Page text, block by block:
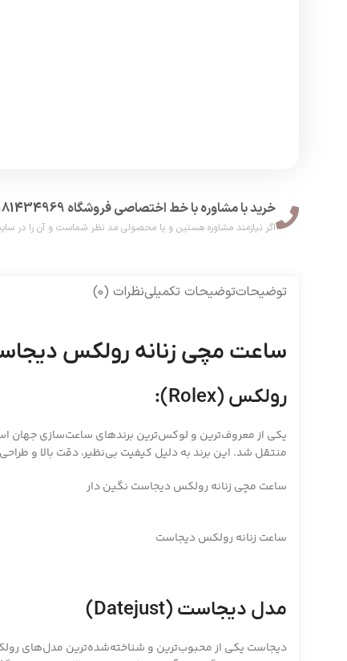
خرید با مشاوره با خط اختصاصی فروشگاه 09181434969
اگر نیازمند مشاوره هستین و یا محصولی مد نظر شماست و آن را در سایت
توضیحاتتوضیحات تکمیلینظرات (0)
ساعت مچی زنانه رولکس
رولکس (Rolex):
منتقل شد. این برند به دلیل کیفیت بی‌نظیر، دقت بالا و
ساعت مچی زنانه رولکس دیجاست نگین دار
ساعت زنانه رولکس دیجاست
مدل دیجاست (Datejust)